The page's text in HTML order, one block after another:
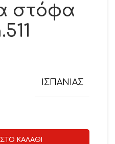
στόφα
ΙΣΠΑΝΙΑΣ
ΚΑΛΆΘΙ